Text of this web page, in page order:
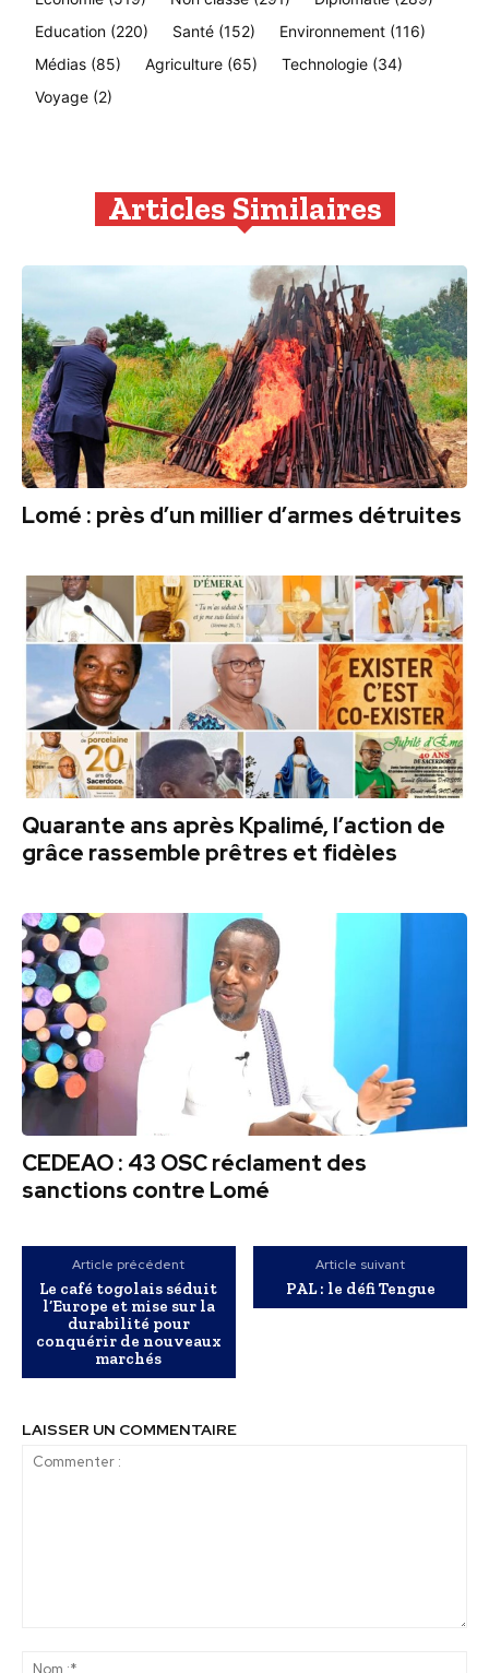
Education (220) Santé (152) Environnement (116)
Médias (85) Agriculture (65) Technologie (34)
Voyage (2)
Articles Similaires
Lomé : près d’un millier d’armes détruites
Quarante ans après Kpalimé, l’action de
grâce rassemble prêtres et fidèles
CEDEAO : 43 OSC réclament des
sanctions contre Lomé
Article précédent
Le café togolais séduit
l’Europe et mise sur la
durabilité pour
conquérir de nouveaux
marchés
Article suivant
PAL : le défi Tengue
LAISSER UN COMMENTAIRE